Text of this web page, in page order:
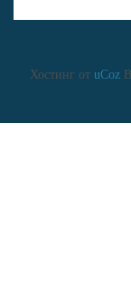
Хостинг от uCoz